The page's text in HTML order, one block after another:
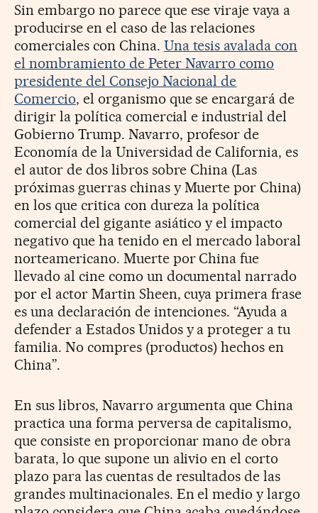
Sin embargo no parece que ese viraje vaya a
producirse en el caso de las relaciones
comerciales con China. Una tesis avalada con
el nombramiento de Peter Navarro como
presidente del Consejo Nacional de
Comercio, el organismo que se encargará de
dirigir la política comercial e industrial del
Gobierno Trump. Navarro, profesor de
Economía de la Universidad de California, es
el autor de dos libros sobre China (Las
próximas guerras chinas y Muerte por China)
en los que critica con dureza la política
comercial del gigante asiático y el impacto
negativo que ha tenido en el mercado laboral
norteamericano. Muerte por China fue
llevado al cine como un documental narrado
por el actor Martin Sheen, cuya primera frase
es una declaración de intenciones. “Ayuda a
defender a Estados Unidos y a proteger a tu
familia. No compres (productos) hechos en
China”.
En sus libros, Navarro argumenta que China
practica una forma perversa de capitalismo,
que consiste en proporcionar mano de obra
barata, lo que supone un alivio en el corto
plazo para las cuentas de resultados de las
grandes multinacionales. En el medio y largo